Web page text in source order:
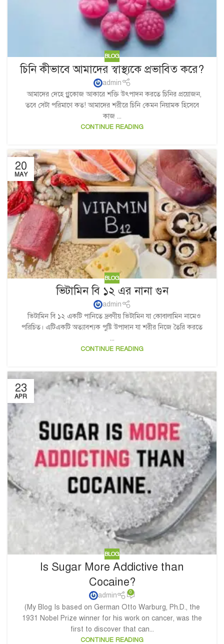
BLOG
চিনি কীভাবে আমাদের স্বাস্থ্যকে প্রভাবিত করে?
admin
আমাদের দেহে গ্লুকোজ আকারে শক্তি উৎপাদন করতে চিনির প্রয়োজন,
তবে সেটা পরিমাণে কত! আমাদের শরীরে চিনি কেমন নিয়ামক হিসেবে
কাজ ...
CONTINUE READING
20
MAY
BLOG
ভিটামিন বি ১২ এর নানা গুন
admin
ভিটামিন বি ১২ একটি পানিতে দ্রবণীয় ভিটামিন যা কোবালামিন নামেও
পরিচিত। এটিএকটি অত্যাবশ্যক পুষ্টি উপাদান যা শরীর নিজে তৈরি করতে
...
CONTINUE READING
23
APR
BLOG
Is Sugar More Addictive than
Cocaine?
admin 0
(My Blog Is based on German Otto Warburg, Ph.D., the
1931 Nobel Prize winner for his work on cancer, was the
first to discover that can...
CONTINUE READING